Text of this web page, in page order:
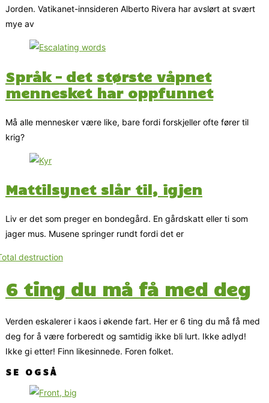
Jorden. Vatikanet-innsideren Alberto Rivera har avslørt at svært
mye av
Språk – det største våpnet
mennesket har oppfunnet
Må alle mennesker være like, bare fordi forskjeller ofte fører til
krig?
Mattilsynet slår til, igjen
Liv er det som preger en bondegård. En gårdskatt eller ti som
jager mus. Musene springer rundt fordi det er
6 ting du må få med deg
Verden eskalerer i kaos i økende fart. Her er 6 ting du må få med
deg for å være forberedt og samtidig ikke bli lurt. Ikke adlyd!
Ikke gi etter! Finn likesinnede. Foren folket.
SE OGSÅ